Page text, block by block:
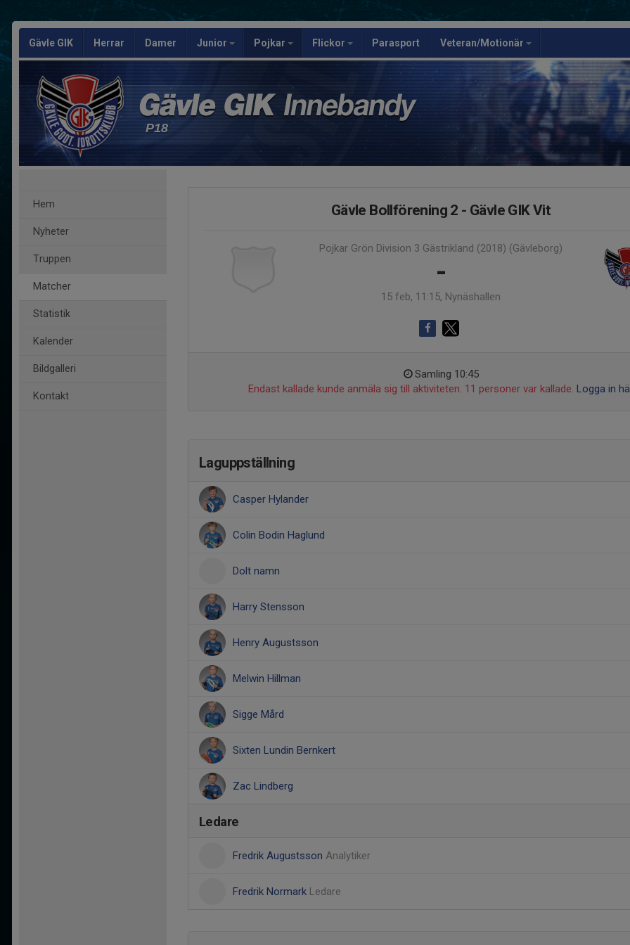
Gävle GIK Herrar Damer Junior Pojkar Flickor Parasport Veteran/Motionär
P18
Hem
Nyheter
Truppen
Matcher
Statistik
Kalender
Bildgalleri
Kontakt
Gävle Bollförening 2 - Gävle GIK Vit
Pojkar Grön Division 3 Gästrikland (2018) (Gävleborg)
-
15 feb, 11:15, Nynäshallen
Samling 10:45
Endast kallade kunde anmäla sig till aktiviteten. 11 personer var kallade. Logga in
Laguppställning
Casper Hylander
Colin Bodin Haglund
Dolt namn
Harry Stensson
Henry Augustsson
Melwin Hillman
Sigge Mård
Sixten Lundin Bernkert
Zac Lindberg
Ledare
Fredrik Augustsson Analytiker
Fredrik Normark Ledare